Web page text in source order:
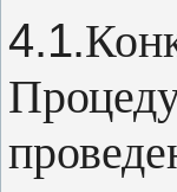
4.1.